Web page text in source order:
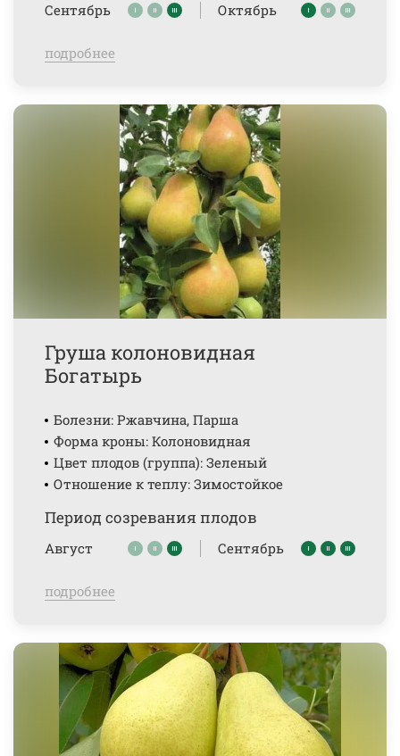
Сентябрь Октябрь
подробнее
Груша колоновидная
Богатырь
Болезни: Ржавчина, Парша
Форма кроны: Колоновидная
Цвет плодов (группа): Зеленый
Отношение к теплу: Зимостойкое
Период созревания плодов
Август Сентябрь
подробнее